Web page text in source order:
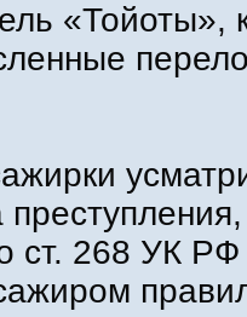
«Тойоты»,
преступления,
ст. 268 УК РФ